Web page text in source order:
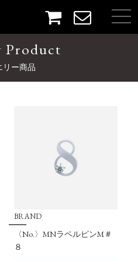
Product
リー商品
BRAND
〈No.〉MNラペルピンM＃
８